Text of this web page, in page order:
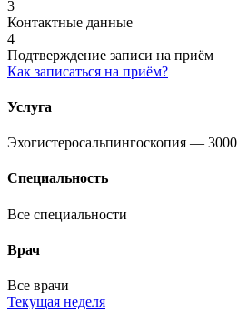
3
Контактные данные
4
Подтверждение записи на приём
Как записаться на приём?
Услуга
Эхогистеросальпингоскопия — 3000
Специальность
Все специальности
Врач
Все врачи
Текущая неделя